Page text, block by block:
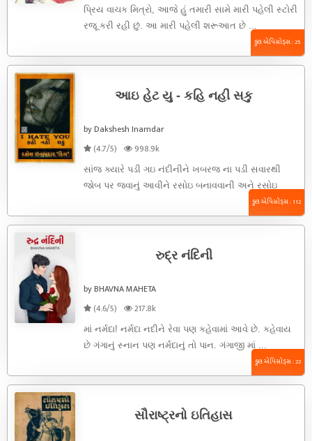
પ્રિય વાચક મિત્રો, આજે હું તમારી સામે મારી પહેલી સ્ટોરી
રજૂ કરી રહી છું. આ મારી પહેલી શરૂઆત છે ...
કુલ એપિસોડ્સ : 25
આઇ હેટ યુ - કહિ નહીં સકુ
by Dakshesh Inamdar
(4.7/5)
998.9k
સાંજ ક્યારે પડી ગઇ નંદીનીને ખબરજ ના પડી સવારથી
જોબ પર જવાનું આવીને રસોઇ બનાવવાની અને રસોઇ
કુલ એપિસોડ્સ : 112
રુદ્ર નંદિની
by BHAVNA MAHETA
(4.6/5)
217.8k
માં નર્મદા! નર્મદા નદીને રેવા પણ કહેવામાં આવે છે. કહેવાય
છે ગંગાનું સ્નાન પણ નર્મદાનું તો પાન. ગંગાજી માં ...
કુલ એપિસોડ્સ : 22
સૌરાષ્ટ્રનો ઇતિહાસ